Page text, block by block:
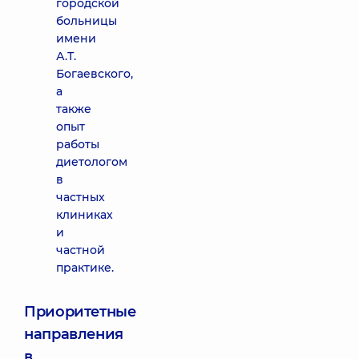
городской
больницы
имени
А.Т.
Богаевского,
а
также
опыт
работы
диетологом
в
частных
клиниках
и
частной
практике.
Приоритетные
направления